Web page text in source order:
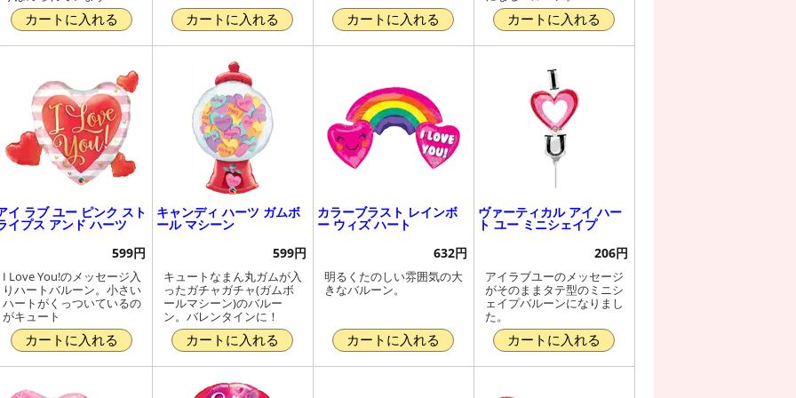
カートに入れる カートに入れる カートに入れる カートに入れる
イ ラブ ユー ピンク スト
イプス アンド ハーツ
599円
I Love You!のメッセージ入
りハートバルーン。小さい
ハートがくっついているの
がキュート
カートに入れる
キャンディ ハーツ ガムボ
ール マシーン
599円
キュートなまん丸ガムが入
ったガチャガチャ(ガムボ
ールマシーン)のバルー
ン。バレンタインに！
カートに入れる
カラーブラスト レインボ
ー ウィズ ハート
632円
明るくたのしい雰囲気の大
きなバルーン。
カートに入れる
ヴァーティカル アイ ハー
ト ユー ミニシェイプ
206円
アイラブユーのメッセージ
がそのままタテ型のミニシ
ェイプバルーンになりまし
た。
カートに入れる